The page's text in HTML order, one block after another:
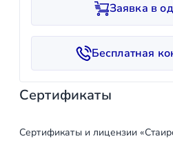
е
в
о
о
Заявка в
Бесплатная
Сертификаты
Сертификаты и лицензии